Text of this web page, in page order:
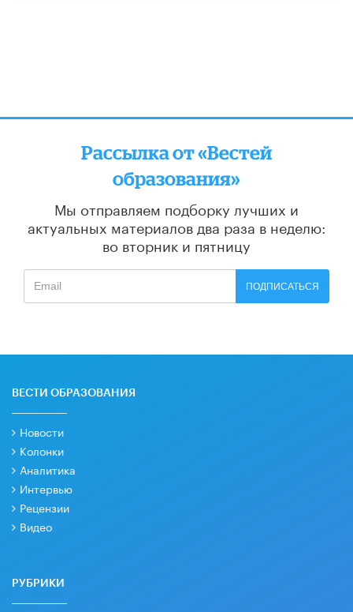
Рассылка от «Вестей
образования»
Мы отправляем подборку лучших и
актуальных материалов два раза в неделю:
во вторник и пятницу
ПОДПИСАТЬСЯ
ВЕСТИ ОБРАЗОВАНИЯ
Новости
Колонки
Аналитика
Интервью
Рецензии
Видео
РУБРИКИ